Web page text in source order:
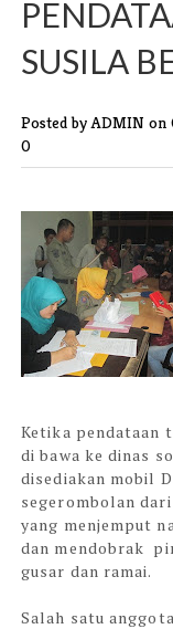
SUSILA
Posted by ADMIN on
0
Ketika pendataan
di bawa ke dinas
disediakan mobil
segerombolan
yang menjemput
dan mendobrak
gusar dan ramai.
Salah satu